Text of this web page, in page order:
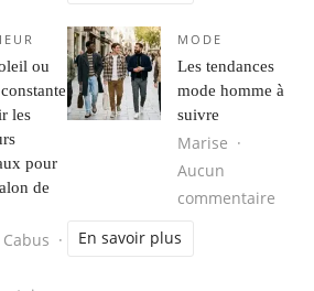
ou
les
pour
de
Cabus
MODE
Les tendances
mode homme à
suivre
Marise
Aucun
commentaire
En savoir plus